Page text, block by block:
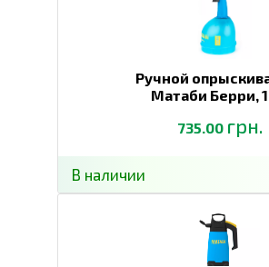
Ручной
Матаби Берри,
735.00 грн.
В наличии